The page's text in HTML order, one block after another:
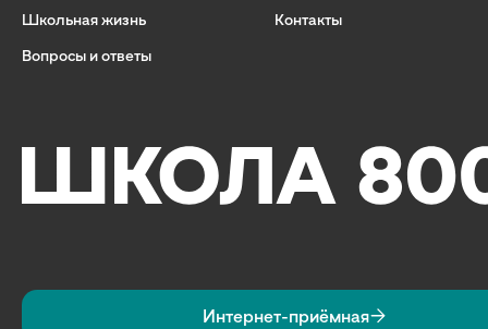
Школьная жизнь
Вопросы и ответы
Контакты
Интернет-приёмная